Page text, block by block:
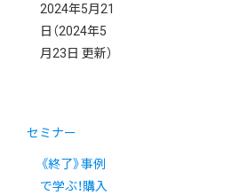
2024年5月21
日 （2024年5
月23日 更新）
セミナー
《終了》事例
で学ぶ！購入